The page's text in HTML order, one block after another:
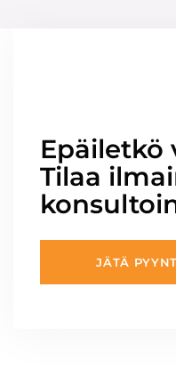
Epäiletkö
Tilaa
JÄTÄ